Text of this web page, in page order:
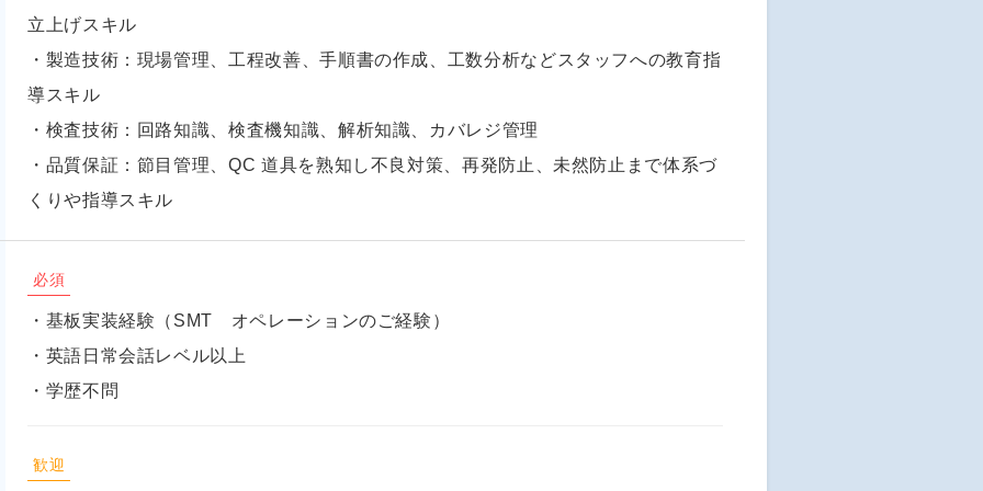
立上げスキル
・製造技術：現場管理、工程改善、手順書の作成、工数分析などスタッフへの教育指
導スキル
・検査技術：回路知識、検査機知識、解析知識、カバレジ管理
・品質保証：節目管理、QC 道具を熟知し不良対策、再発防止、未然防止まで体系づ
くりや指導スキル
必須
・基板実装経験（SMT オペレーションのご経験）
・英語日常会話レベル以上
・学歴不問
歓迎